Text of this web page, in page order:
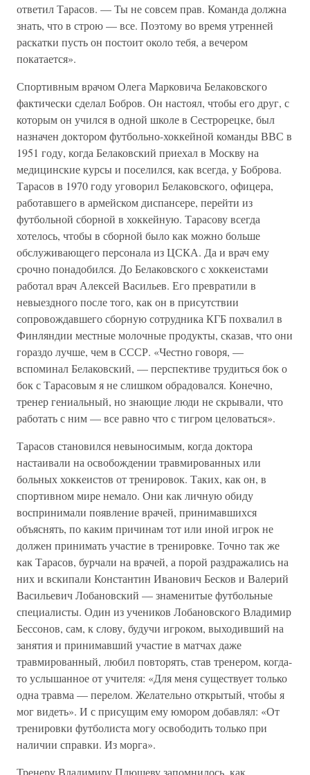
ответил Тарасов. — Ты не совсем прав. Команда должна
знать, что в строю — все. Поэтому во время утренней
раскатки пусть он постоит около тебя, а вечером
покатается».
Спортивным врачом Олега Марковича Белаковского
фактически сделал Бобров. Он настоял, чтобы его друг, с
которым он учился в одной школе в Сестрорецке, был
назначен доктором футбольно-хоккейной команды ВВС в
1951 году, когда Белаковский приехал в Москву на
медицинские курсы и поселился, как всегда, у Боброва.
Тарасов в 1970 году уговорил Белаковского, офицера,
работавшего в армейском диспансере, перейти из
футбольной сборной в хоккейную. Тарасову всегда
хотелось, чтобы в сборной было как можно больше
обслуживающего персонала из ЦСКА. Да и врач ему
срочно понадобился. До Белаковского с хоккеистами
работал врач Алексей Васильев. Его превратили в
невыездного после того, как он в присутствии
сопровождавшего сборную сотрудника КГБ похвалил в
Финляндии местные молочные продукты, сказав, что они
гораздо лучше, чем в СССР. «Честно говоря, —
вспоминал Белаковский, — перспективе трудиться бок о
бок с Тарасовым я не слишком обрадовался. Конечно,
тренер гениальный, но знающие люди не скрывали, что
работать с ним — все равно что с тигром целоваться».
Тарасов становился невыносимым, когда доктора
настаивали на освобождении травмированных или
больных хоккеистов от тренировок. Таких, как он, в
спортивном мире немало. Они как личную обиду
воспринимали появление врачей, принимавшихся
объяснять, по каким причинам тот или иной игрок не
должен принимать участие в тренировке. Точно так же
как Тарасов, бурчали на врачей, а порой раздражались на
них и вскипали Константин Иванович Бесков и Валерий
Васильевич Лобановский — знаменитые футбольные
специалисты. Один из учеников Лобановского Владимир
Бессонов, сам, к слову, будучи игроком, выходивший на
занятия и принимавший участие в матчах даже
травмированный, любил повторять, став тренером, когда-
то услышанное от учителя: «Для меня существует только
одна травма — перелом. Желательно открытый, чтобы я
мог видеть». И с присущим ему юмором добавлял: «От
тренировки футболиста могу освободить только при
наличии справки. Из морга».
Тренеру Владимиру Плющеву запомнилось, как